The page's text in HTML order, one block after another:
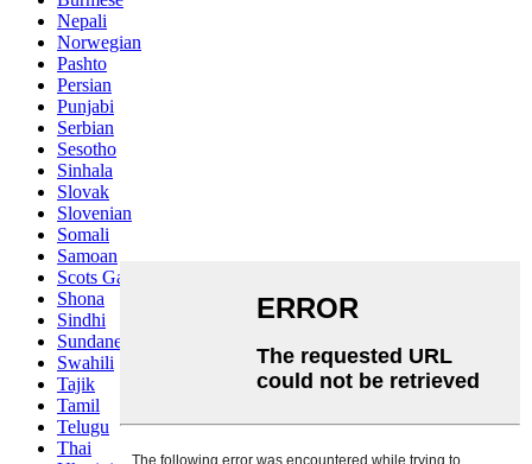
Nepali
Norwegian
Pashto
Persian
Punjabi
Serbian
Sesotho
Sinhala
Slovak
Slovenian
Somali
Samoan
Scots Gaelic
Shona
Sindhi
Sundanese
Swahili
Tajik
Tamil
Telugu
Thai